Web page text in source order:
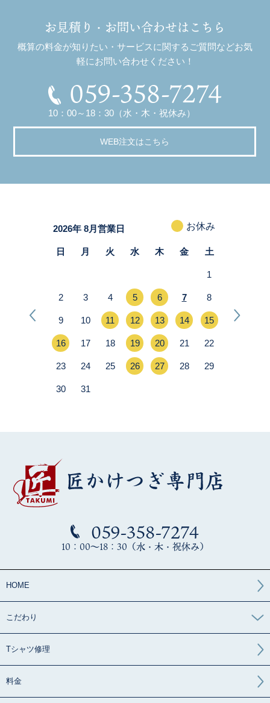
お見積り・お問い合わせはこちら
概算の料金が知りたい・サービスに関するご質問などお気
軽にお問い合わせください！
059-358-7274
10：00～18：30（水・木・祝休み）
WEB注文はこちら
059-358-7274
10：00～18：30（水・木・祝休み）
HOME
こだわり
Tシャツ修理
料金